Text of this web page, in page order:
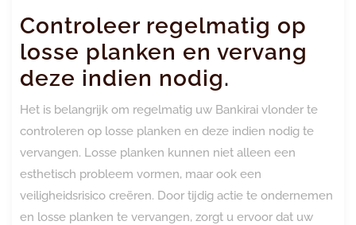
Controleer regelmatig op
losse planken en vervang
deze indien nodig.
Het is belangrijk om regelmatig uw Bankirai vlonder te
controleren op losse planken en deze indien nodig te
vervangen. Losse planken kunnen niet alleen een
esthetisch probleem vormen, maar ook een
veiligheidsrisico creëren. Door tijdig actie te ondernemen
en losse planken te vervangen, zorgt u ervoor dat uw